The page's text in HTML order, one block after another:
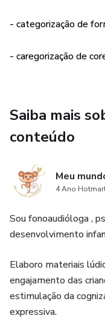
- categorização de
- caregorização de
Saiba mais
conteúdo
Meu
4 Ano
Sou fonoaudióloga ,
desenvolvimento
Elaboro materiais
engajamento das
estimulação da
expressiva.